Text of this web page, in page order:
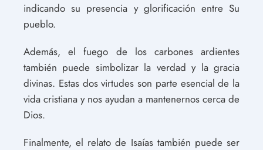
indicando su presencia y glorificación entre Su
pueblo.
Además, el fuego de los carbones ardientes
también puede simbolizar la verdad y la gracia
divinas. Estas dos virtudes son parte esencial de la
vida cristiana y nos ayudan a mantenernos cerca de
Dios.
Finalmente, el relato de Isaías también puede ser